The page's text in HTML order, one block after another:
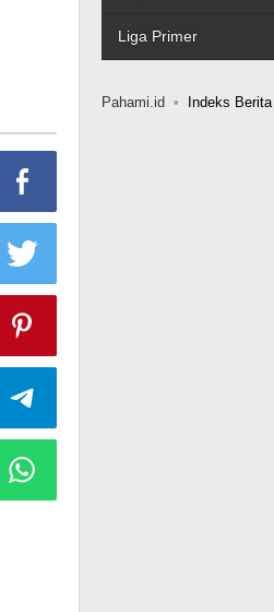
Liga Primer
Pahami.id Indeks Berita